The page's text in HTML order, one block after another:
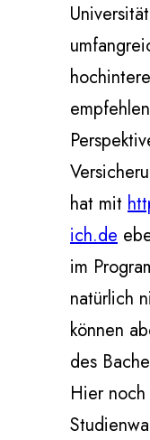
hat mit
ich.de
im
natürlich
können
des
Hier